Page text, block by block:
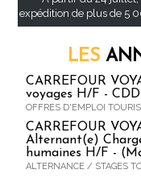
expédition de plus de 5
LES
CARREFOUR
voyages H/F -
OFFRES D'EMPLOI
CARREFOUR
Alternant(e)
humaines H/F -
ALTERNANCE / STAGES